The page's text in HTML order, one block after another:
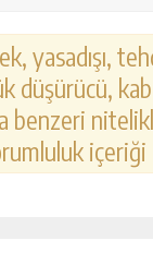
yasadışı,
düşürücü,
benzeri